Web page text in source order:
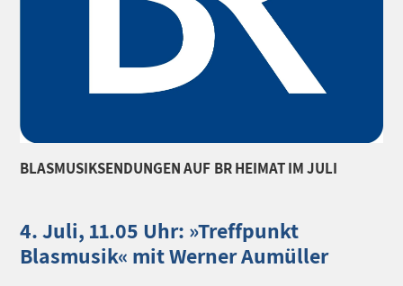
BLASMUSIKSENDUNGEN AUF BR HEIMAT IM JULI
4. Juli, 11.05 Uhr: »Treffpunkt
Blasmusik« mit Werner Aumüller